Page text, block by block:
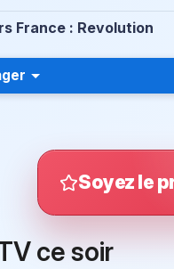
France : Revolution
Soyez le
ce soir